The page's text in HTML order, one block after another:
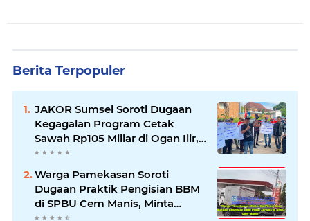
Berita Terpopuler
JAKOR Sumsel Soroti Dugaan
Kegagalan Program Cetak
Sawah Rp105 Miliar di Ogan Ilir,
Desak Kadis Pertanian Mundur
Warga Pamekasan Soroti
Dugaan Praktik Pengisian BBM
di SPBU Cem Manis, Minta
Klarifikasi dan Pengawasan